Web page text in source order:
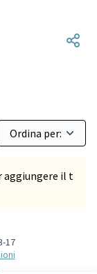
aggiungere il t
17